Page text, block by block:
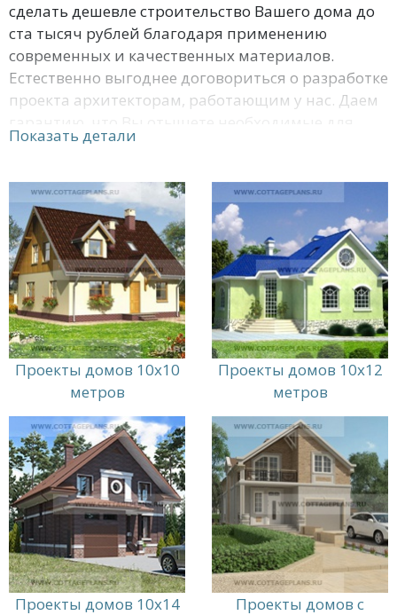
сделать дешевле строительство Вашего дома до
ста тысяч рублей благодаря применению
современных и качественных материалов.
Естественно выгоднее договориться о разработке
проекта архитекторам, работающим у нас. Даем
строительства проекты домов с фасадом до 10
возможность выслать понравившийся проект
безвозмездно, если Вы приобретете
строительные материалы здания. Структура
вычислений обработана с применением
электронного анализа.
Показать детали
Проекты домов 10x10
метров
Проекты домов 10x12
метров
Проекты домов 10x14
Проекты домов с